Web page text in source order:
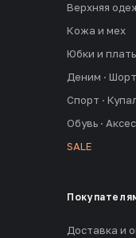
Верхняя
Кожа и мех
Юбки и
Деним ·
Спорт ·
Обувь ·
SALE
Доставка и